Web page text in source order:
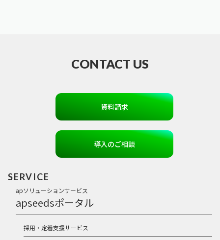
CONTACT US
資料請求
導入のご相談
SERVICE
apソリューションサービス
apseedsポータル
採用・定着支援サービス